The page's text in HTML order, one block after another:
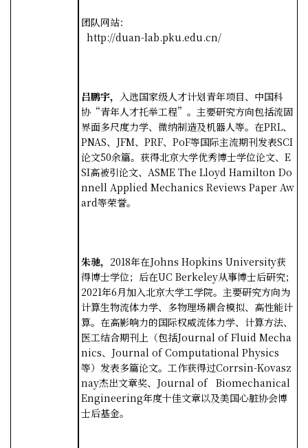
团队网站：
http://duan-lab.pku.edu.cn/
吕鹏宇， 入选国家级人才计划青年项目、中国科
协 “青年人才托举工程” 。主要研究方向包括流固
界面多尺度力学、微纳制造及机器人等。在PRL、
PNAS、 JFM、 PRF、 PoF等国际主流期刊发表SCI
论文50余篇。获得北京大学优秀博士学位论文、 E
SI高被引论文、 ASME The Lloyd Hamilton Do
nnell Applied Mechanics Reviews Paper Aw
ard等荣誉。
朱驰， 2018年在Johns Hopkins University获
得博士学位；后在UC Berkeley从事博士后研究；
2021年6月加入北京大学工学院。主要研究方向为
计算生物流体力学、多物理场耦合模拟、高性能计
算。在高影响力的国际权威流体力学、计算方法、
医工结合期刊上（包括Journal of Fluid Mecha
nics、 Journal of Computational Physics
等）发表多篇论文。工作获得过Corrsin-Kovasz
nay杰出文章奖、 Journal of Biomechanical
Engineering年度十佳文章以及美国心脏协会博
士后基金。